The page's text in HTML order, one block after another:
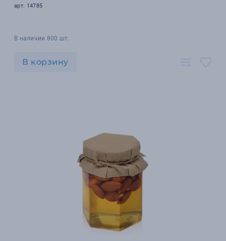
арт. 14785
В наличии 800 шт.
В корзину